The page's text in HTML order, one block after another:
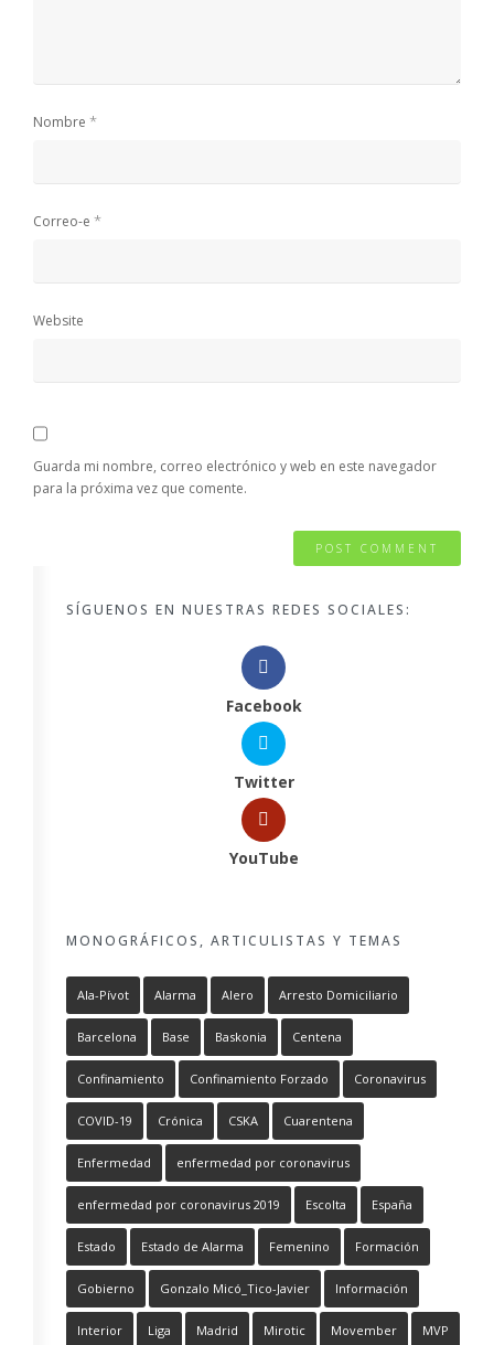
Nombre *
Correo-e *
Website
Guarda mi nombre, correo electrónico y web en este navegador
para la próxima vez que comente.
SÍGUENOS EN NUESTRAS REDES SOCIALES:
Facebook
Twitter
YouTube
MONOGRÁFICOS, ARTICULISTAS Y TEMAS
Ala-Pívot Alarma Alero Arresto Domiciliario
Barcelona Base Baskonia Centena
Confinamiento Confinamiento Forzado Coronavirus
COVID-19 Crónica CSKA Cuarentena
Enfermedad enfermedad por coronavirus
enfermedad por coronavirus 2019 Escolta España
Estado Estado de Alarma Femenino Formación
Gobierno Gonzalo Micó_Tico-Javier Información
Interior Liga Madrid Mirotic Movember MVP